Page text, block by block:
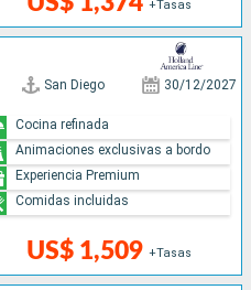
+Tasas
San Diego 30/12/2027
US$ 1,509 +Tasas
Cocina refinada
Animaciones exclusivas a bordo
Experiencia Premium
Comidas incluidas